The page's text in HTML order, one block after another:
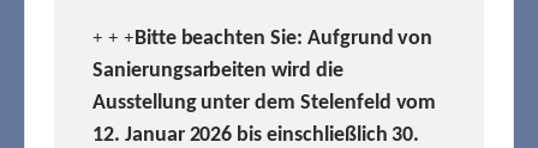
+ + +Bitte beachten Sie: Aufgrund von
Sanierungsarbeiten wird die
Ausstellung unter dem Stelenfeld vom
12. Januar 2026 bis einschließlich 30.